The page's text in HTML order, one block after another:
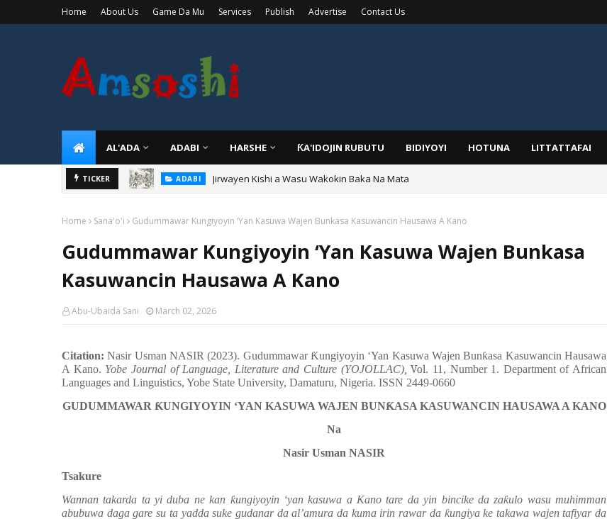
Home About Us Game Da Mu Services Publish Advertise Contact Us
AL'ADA ADABI HARSHE ƘA'IDOJIN RUBUTU BIDIYOYI HOTUNA LITTATTAFAI
TICKER TARIHI Sarkin Gummi Na Sha Biyar: Sarkin Mafaran Gummi Justice Lawal Hassan
Home Sana'o'i Gudummawar Kungiyoyin ‘Yan Kasuwa Wajen Bunkasa Kasuwancin Hausawa A Kano
Gudummawar Kungiyoyin ‘Yan Kasuwa Wajen Bunkasa
Kasuwancin Hausawa A Kano
Abu-Ubaida Sani March 02, 2026
Citation: Nasir Usman NASIR (2023). GudummawarƘungiyoyin ‘Yan Kasuwa Wajen Bunƙasa Kasuwancin Hausawa
A Kano. Yobe Journal of Language, Literature and Culture (YOJOLLAC), Vol. 11, Number 1. Department of African
Languages and Linguistics, Yobe State University, Damaturu, Nigeria. ISSN 2449-0660
GUDUMMAWAR ƘUNGIYOYIN ‘YAN KASUWA WAJEN BUNƘASA KASUWANCIN HAUSAWA A KANO
Na
Nasir Usman NASIR
Tsakure
Wannan takarda ta yi duba ne kan ƙungiyoyin ‘yan kasuwa a Kano tare da yin bincike da zaƙulo wasu muhimman
abubuwa daga gare su ta yadda suke gudanar da al’amura da kuma irin rawar da ƙungiya ke takawa wajen tafiyar da